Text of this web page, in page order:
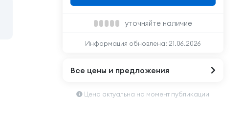
уточняйте наличие
Информация обновлена: 21.06.2026
Все цены и предложения
Цена актуальна на момент публикации